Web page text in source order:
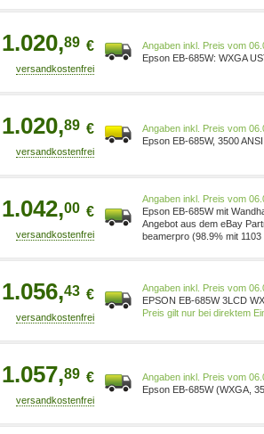
1.020,89 €
Preis vom
Epson EB-685W: WXGA
1.020,89 €
Preis vom
Epson EB-685W, 3500
1.042,00 €
Preis vom
Epson EB-685W mit
V11H744520
Angebot aus dem eBay
beamerpro (98.9% mit 1103
1.056,43 €
Preis vom
EPSON EB-685W 3LCD
Ultrakurzdistanzprojektor
Preis gilt nur bei direktem
1.057,89 €
Preis vom
Epson EB-685W (WXGA,